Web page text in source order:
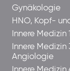
Gynäkologie
HNO, Kopf-
Innere
Innere
Angiologie